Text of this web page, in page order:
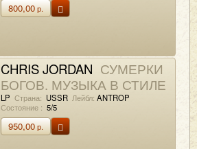
800,00р.
CHRIS JORDAN СУМЕРКИ
БОГОВ. МУЗЫКА В СТИЛЕ
НЬЮ-ЭЙДЖ
LP Страна: USSR Лейбл: ANTROP
Состояние : 5/5
950,00р.